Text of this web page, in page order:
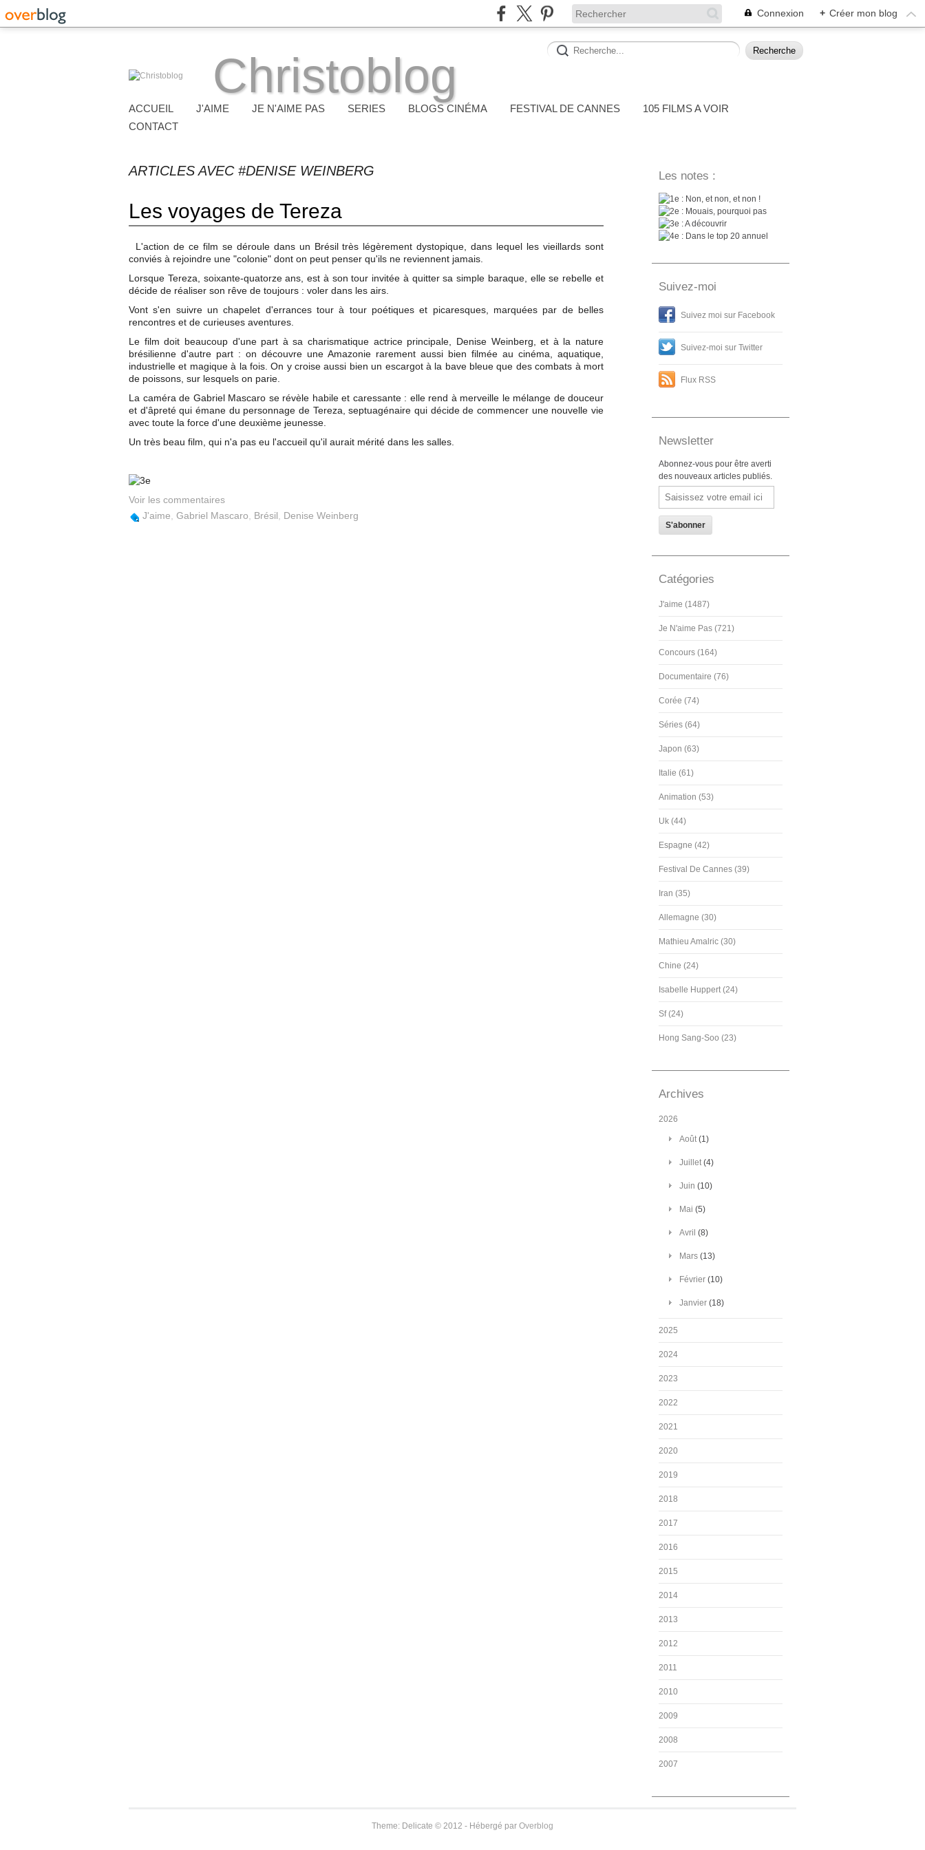
Connexion + Créer mon blog
Christoblog
ACCUEIL J'AIME JE N'AIME PAS SERIES BLOGS CINÉMA FESTIVAL DE CANNES
105 FILMS A VOIR
CONTACT
ARTICLES AVEC #DENISE WEINBERG
Les voyages de Tereza
L'action de ce film se déroule dans un Brésil très légèrement dystopique, dans lequel les vieillards sont
conviés à rejoindre une "colonie" dont on peut penser qu'ils ne reviennent jamais.
Lorsque Tereza, soixante-quatorze ans, est à son tour invitée à quitter sa simple baraque, elle se rebelle et
décide de réaliser son rêve de toujours : voler dans les airs.
Vont s'en suivre un chapelet d'errances tour à tour poétiques et picaresques, marquées par de belles
rencontres et de curieuses aventures.
Le film doit beaucoup d'une part à sa charismatique actrice principale, Denise Weinberg, et à la nature
brésilienne d'autre part : on découvre une Amazonie rarement aussi bien filmée au cinéma, aquatique,
industrielle et magique à la fois. On y croise aussi bien un escargot à la bave bleue que des combats à mort
de poissons, sur lesquels on parie.
La caméra de Gabriel Mascaro se révèle habile et caressante : elle rend à merveille le mélange de douceur
et d'âpreté qui émane du personnage de Tereza, septuagénaire qui décide de commencer une nouvelle vie
avec toute la force d'une deuxième jeunesse.
Un très beau film, qui n'a pas eu l'accueil qu'il aurait mérité dans les salles.
Voir les commentaires
J'aime Gabriel Mascaro Brésil Denise Weinberg
Les notes :
: Non, et non, et non !
: Mouais, pourquoi pas
: A découvrir
: Dans le top 20 annuel
Suivez-moi
Suivez moi sur Facebook
Suivez-moi sur Twitter
Flux RSS
Newsletter
Abonnez-vous pour être averti
des nouveaux articles publiés.
Email
Catégories
J'aime (1487)
Je N'aime Pas (721)
Concours (164)
Documentaire (76)
Corée (74)
Séries (64)
Japon (63)
Italie (61)
Animation (53)
Uk (44)
Espagne (42)
Festival De Cannes (39)
Iran (35)
Allemagne (30)
Mathieu Amalric (30)
Chine (24)
Isabelle Huppert (24)
Sf (24)
Hong Sang-Soo (23)
Archives
2026
Août(1)
Juillet(4)
Juin (10)
Mai (5)
Avril (8)
Mars (13)
Février (10)
Janvier (18)
2025
2024
2023
2022
2021
2020
2019
2018
2017
2016
2015
2014
2013
2012
2011
2010
2009
2008
2007
Theme: Delicate © 2012 - Hébergé par Overblog